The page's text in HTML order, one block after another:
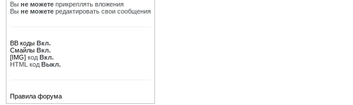
Вы не можете прикреплять вложения
Вы не можете редактировать свои сообщения
BB коды Вкл.
Смайлы Вкл.
[IMG] код Вкл.
HTML код Выкл.
Правила форума